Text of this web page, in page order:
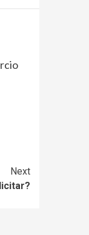
Next